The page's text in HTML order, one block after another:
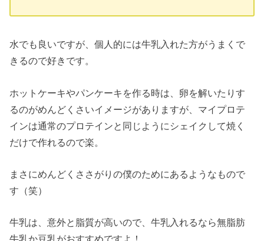
水でも良いですが、個人的には牛乳入れた方がうまくで
きるので好きです。
ホットケーキやパンケーキを作る時は、卵を解いたりす
るのがめんどくさいイメージがありますが、マイプロテ
インは通常のプロテインと同じようにシェイクして焼く
だけで作れるので楽。
まさにめんどくささがりの僕のためにあるようなもので
す（笑）
牛乳は、意外と脂質が高いので、牛乳入れるなら無脂肪